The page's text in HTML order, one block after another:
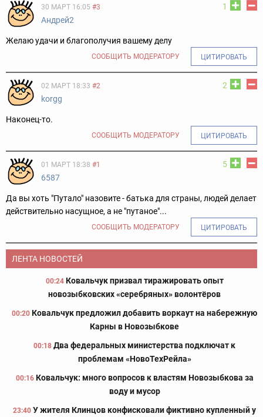
1
30 МАРТ 16:05 #3
Андрей2
Желаю удачи и благополучия вашему делу
СООБЩИТЬ МОДЕРАТОРУ ЦИТИРОВАТЬ
2
02 МАРТ 18:33 #2
korgg
Наконец-то.
СООБЩИТЬ МОДЕРАТОРУ ЦИТИРОВАТЬ
5
01 МАРТ 18:38 #1
6587
Да вы хоть "Путало" назовите - батька для страны, людей делает
действительно насущное, а не "путаное"...
СООБЩИТЬ МОДЕРАТОРУ ЦИТИРОВАТЬ
ЛЕНТА НОВОСТЕЙ
00:24 Ковальчук призвал тиражировать опыт
новозыбковских «серебряных» волонтёров
00:20 Ковальчук предложил добавить воркаут на набережную
Карны в Новозыбкове
00:18 Два федеральных министерства подключат к
проблемам «НовоТехРейла»
00:16 Ковальчук: много вопросов к властям Новозыбкова за
воду и мусор
23:40 У жителя Клинцов конфисковали фиктивно купленный у